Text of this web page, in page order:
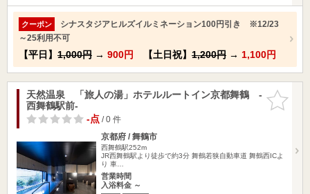
クーポン
シナスタジアヒルズイルミネーション100円引き ※12/23
～25利用不可
【平日】 1,000円 → 900円 【土日祝】 1,200円 → 1,100円
お気に入
りに追加
天然温泉 「旅人の湯」ホテルルートイン京都舞鶴 -
西舞鶴駅前-
-点/ 0 件
京都府 / 舞鶴市
西舞鶴駅252m
JR西舞鶴駅より徒歩で約3分 舞鶴若狭自動車道 舞鶴西ICよ
り 車…
営業時間
入浴料金 ～